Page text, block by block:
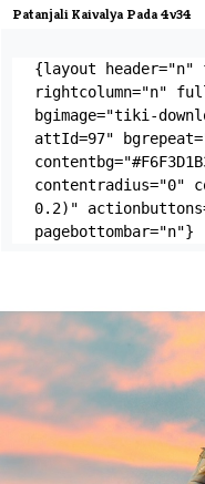
Patanjali Kaivalya Pada 4v34
{layout header="n"
rightcolumn="n"
bgimage="tiki-
attId=97"
contentradius="0"
0.2)"
pagebottombar="n"}